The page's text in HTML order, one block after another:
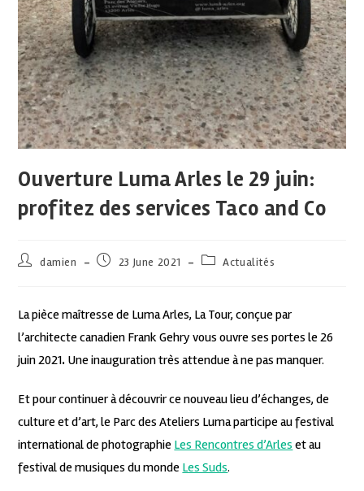
Ouverture Luma Arles le 29 juin:
profitez des services Taco and Co
damien 23 June 2021 Actualités
La pièce maîtresse de Luma Arles, La Tour, conçue par
l’architecte canadien Frank Gehry vous ouvre ses portes le 26
juin 2021. Une inauguration très attendue à ne pas manquer.
Et pour continuer à découvrir ce nouveau lieu d’échanges, de
culture et d’art, le Parc des Ateliers Luma participe au festival
international de photographie Les Rencontres d’Arles et au
festival de musiques du monde Les Suds.